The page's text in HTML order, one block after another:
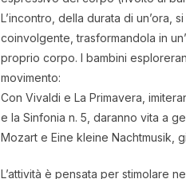
L’incontro, della durata di un’ora,
coinvolgente, trasformandola in
proprio corpo. I bambini
movimento:
Con Vivaldi e La Primavera,
e la Sinfonia n. 5, daranno vita a
Mozart e Eine kleine Nachtmusik,
L’attività è pensata per stimolare